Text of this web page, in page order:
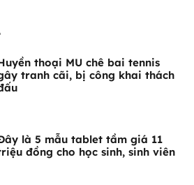
thoại MU chê bai tennis
tranh cãi, bị công khai thách
là 5 mẫu tablet tầm giá 11
đồng cho học sinh, sinh viên